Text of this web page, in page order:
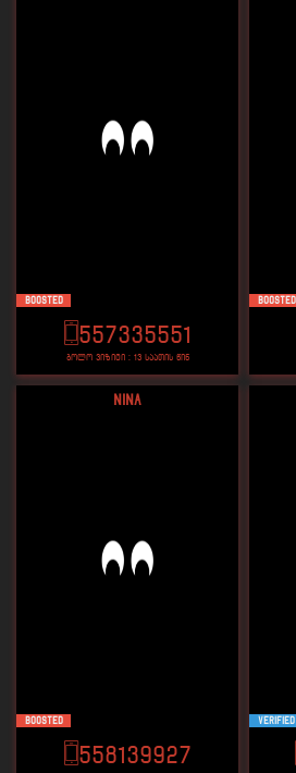
Boosted
557335551
ბოლო ვიზიტი : 13 საათის წინ
Boosted
nina
Boosted
558139927
VERIFIED